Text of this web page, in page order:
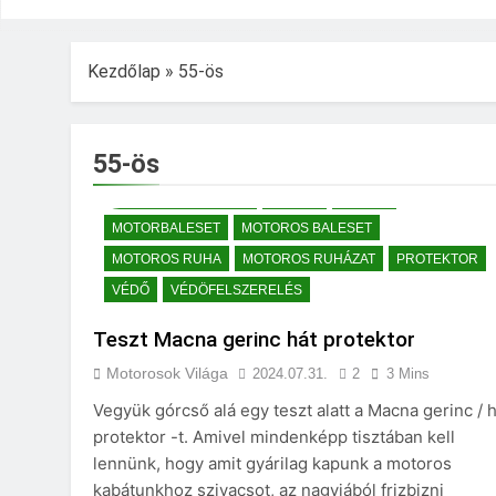
Kezdőlap » 55-ös
55-ös
BALESET
MOTORBALESET
MOTOROS BALESET
MOTOROS RUHA
MOTOROS RUHÁZAT
PROTEKTOR
VÉDŐ
VÉDÖFELSZERELÉS
Teszt Macna gerinc hát protektor
Motorosok Világa 2024.07.31. 2 3 Mins
Vegyük górcső alá egy teszt alatt a Macna gerinc /
protektor -t. Amivel mindenképp tisztában kell
lennünk, hogy amit gyárilag kapunk a motoros
kabátunkhoz szivacsot, az nagyjából frizbizni